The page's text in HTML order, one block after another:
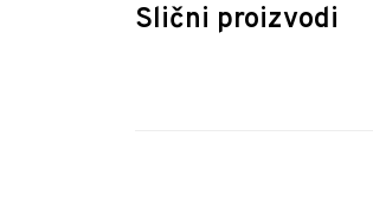
Slični proizvodi